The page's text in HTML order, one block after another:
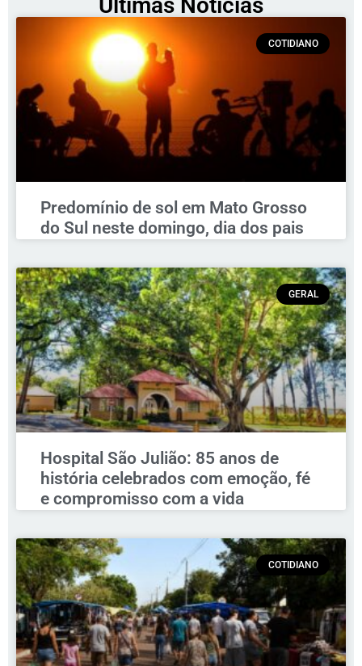
COTIDIANO
Predomínio de sol em Mato Grosso
do Sul neste domingo, dia dos pais
GERAL
Hospital São Julião: 85 anos de
história celebrados com emoção, fé
e compromisso com a vida
COTIDIANO